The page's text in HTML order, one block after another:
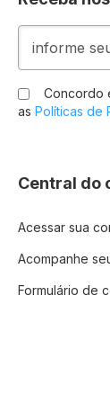
Inscreva-
na
nossa
Newsletter:
Concordo
as Políticas de
Central do
Acessar sua
Acompanhe
Formulário de